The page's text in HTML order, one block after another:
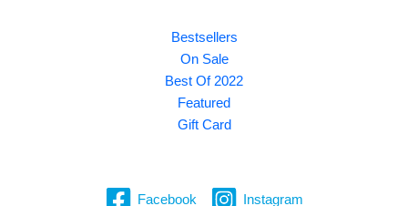
Bestsellers
On Sale
Best Of 2022
Featured
Gift Card
Facebook Instagram